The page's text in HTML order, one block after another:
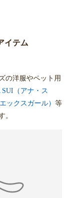
イテム
の洋服やペット用
SUI（アナ・ス
ックスガール） 等
。